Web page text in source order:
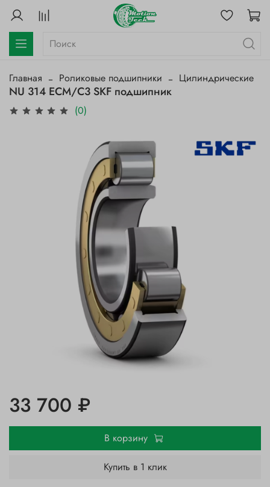
Главная Роликовые подшипники Цилиндрические
NU 314 ECM/C3 SKF подшипник
(0)
33 700 ₽
В корзину
Купить в 1 клик